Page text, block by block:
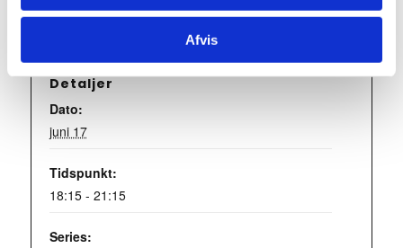
Afvis
EVALUERENDE TEORIPRØVE
Detaljer
Dato:
juni 17
Tidspunkt:
18:15 - 21:15
Series: